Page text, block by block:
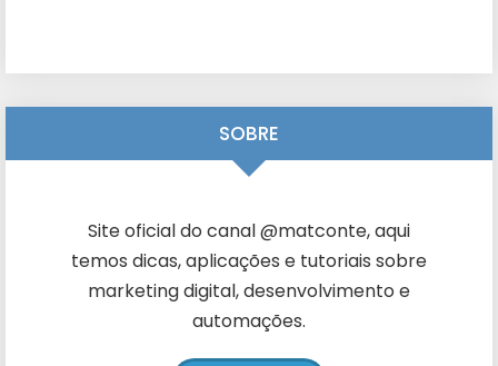
SOBRE
Site oficial do canal @matconte, aqui
temos dicas, aplicações e tutoriais sobre
marketing digital, desenvolvimento e
automações.